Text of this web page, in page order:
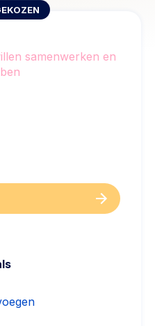
samenwerken en